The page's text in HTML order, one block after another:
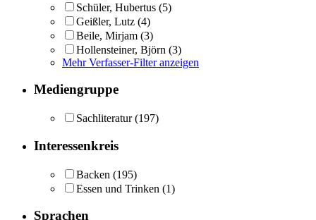
Schüler, Hubertus (5)
Geißler, Lutz (4)
Beile, Mirjam (3)
Hollensteiner, Björn (3)
Mehr Verfasser-Filter anzeigen
Mediengruppe
Sachliteratur (197)
Interessenkreis
Backen (195)
Essen und Trinken (1)
Sprachen